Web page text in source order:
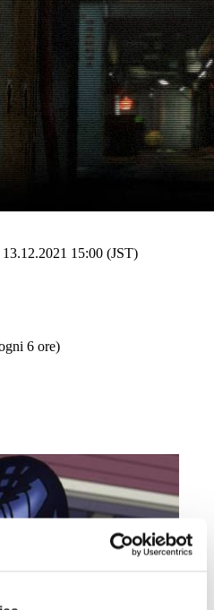
15:00 (JST)
6 ore)